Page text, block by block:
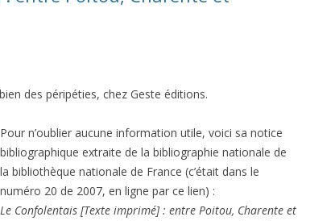
des péripéties, chez Geste éditions.
Pour n’oublier aucune information utile, voici sa notice
bibliographique extraite de la bibliographie nationale de
la bibliothèque nationale de France (c’était dans le
numéro 20 de 2007, en ligne par ce lien) :
Le Confolentais [Texte imprimé] : entre Poitou, Charente et